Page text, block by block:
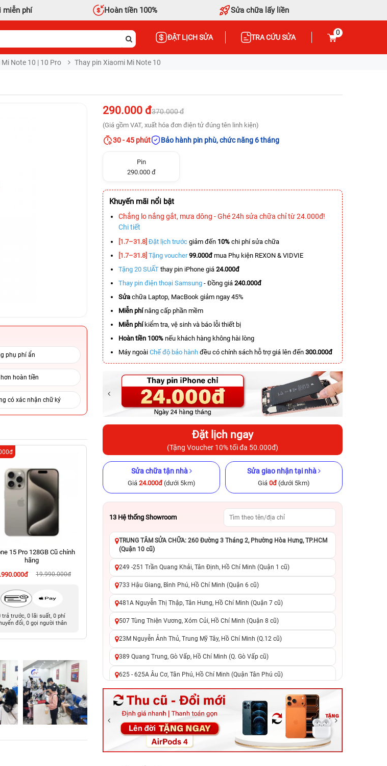
miễn phí Hoàn tiền 100% Sửa chữa lấy liền
ĐẶT LỊCH SỬA TRA CỨU SỬA
0
Note 10 | 10 Pro Thay pin Xiaomi Mi Note 10
phụ phí ẩn
hoàn tiền
có xác nhận chữ ký
15 Pro 128GB Cũ chính
hãng
19.990.000đ
trả trước, 0 lãi suất, 0 phí
đổi, 0 gọi người thân
iPhone 11 256GB Cũ chính hãng
4.890.000đ 8.990.000đ
-4.100.000đ
chuyển đổi, 0 gọi người thân
8.090.000đ 16.390.000đ
-8.300.000đ
chuyển đổi, 0 gọi người thân
-4.900.000đ
290.000 đ370.000 đ
(Giá gồm VAT, xuất hóa đơn điện tử đúng tên linh kiện)
30 - 45 phút Bảo hành pin phù, chức năng 6 tháng
Pin
290.000 đ
Khuyến mãi nổi bật
Chẳng lo nắng gắt, mưa dông - Ghé 24h sửa chữa chỉ từ 24.000đ!
Chi tiết
[1.7–31.8] Đặt lịch trước giảm đến 10% chi phí sửa chữa
[1.7–31.8] Tặng voucher 99.000đmua Phụ kiện REXON & VIDVIE
Tặng 20 SUẤT thay pin iPhone giá 24.000đ
Thay pin điện thoại Samsung - Đồng giá 240.000đ
Sửa chữa Laptop, MacBook giảm ngay 45%
Miễn phínâng cấp phần mềm
Miễn phíkiểm tra, vệ sinh và báo lỗi thiết bị
Hoàn tiền 100% nếu khách hàng không hài lòng
Máy ngoài Chế độ bảo hành đều có chính sách hỗ trợ giá lên đến 300.000đ
Đặt lịch ngay
(Tặng Voucher 10% tối đa 50.000đ)
Sửa chữa tận nhà
Giá 24.000đ(dưới 5km)
Sửa giao nhận tại nhà
Giá 0đ(dưới 5km)
13 Hệ thống Showroom
TRUNG TÂM SỬA CHỮA: 260 Đường 3 Tháng 2, Phường Hòa Hưng, TP.HCM
(Quận 10 cũ)
249 -251 Trần Quang Khải, Tân Định, Hồ Chí Minh (Quận 1 cũ)
733 Hậu Giang, Bình Phú, Hồ Chí Minh (Quận 6 cũ)
481A Nguyễn Thị Thập, Tân Hưng, Hồ Chí Minh (Quận 7 cũ)
507 Tùng Thiện Vương, Xóm Củi, Hồ Chí Minh (Quận 8 cũ)
23M Nguyễn Ảnh Thủ, Trung Mỹ Tây, Hồ Chí Minh (Q.12 cũ)
389 Quang Trung, Gò Vấp, Hồ Chí Minh (Q. Gò Vấp cũ)
625 - 625A Âu Cơ, Tân Phú, Hồ Chí Minh (Quận Tân Phú cũ)
326 Lê Văn Việt, Tăng Nhơn Phú, Hồ Chí Minh (Q.9 TP. Thủ Đức cũ)
256 Võ Văn Ngân, Thủ Đức, Hồ Chí Minh (Bình Thọ, TP. Thủ Đức Cũ)
70 Nguyễn An Ninh, Dĩ An, Hồ Chí Minh (Bình Dương Cũ)
24h Vũng Tàu: 162A Ba Cu, Vũng Tàu, Hồ Chí Minh (TP. Vũng Tàu cũ)